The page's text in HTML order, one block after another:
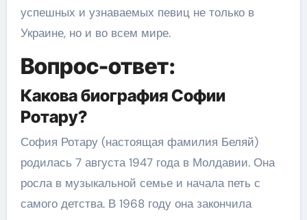
успешных и узнаваемых певиц не только в
Украине, но и во всем мире.
Вопрос-ответ:
Какова биография Софии
Ротару?
София Ротару (настоящая фамилия Беляй)
родилась 7 августа 1947 года в Молдавии. Она
росла в музыкальной семье и начала петь с
самого детства. В 1968 году она закончила